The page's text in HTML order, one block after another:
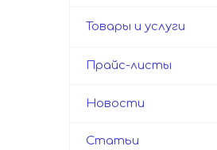
Товары и услуги
Прайс-листы
Новости
Статьи